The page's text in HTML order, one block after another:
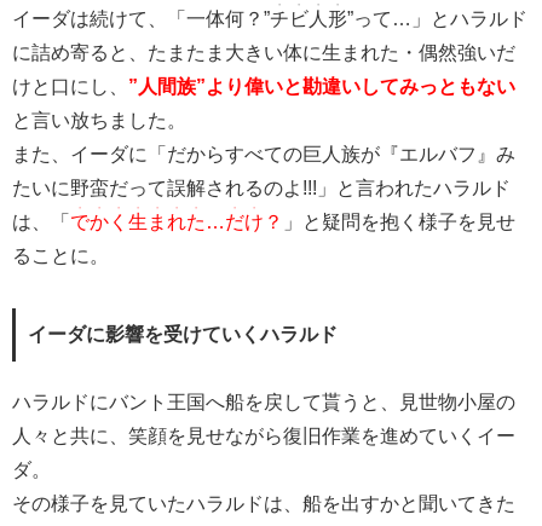
イーダは続けて、「一体何？”チビ人形
・・・・
”って…」とハラルド
に詰め寄ると、たまたま大きい体に生まれた・偶然強いだ
けと口にし、 ”人間族”より偉いと勘違いしてみっともない
と言い放ちました。
また、イーダに「だからすべての巨人族が『エルバフ』み
たいに野蛮だって誤解されるのよ!!!」と言われたハラルド
は、「 でかく生まれた
・・・・・・・
…だけ
・・
？ 」と疑問を抱く様子を見せ
ることに。
イーダに影響を受けていくハラルド
ハラルドにバント王国へ船を戻して貰うと、見世物小屋の
人々と共に、笑顔を見せながら復旧作業を進めていくイー
ダ。
その様子を見ていたハラルドは、船を出すかと聞いてきた